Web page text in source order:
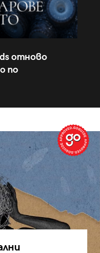
отново
по